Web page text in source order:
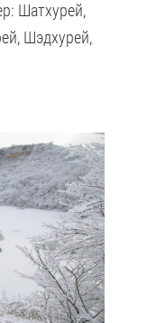
Шатхурей,
Шэдхурей,